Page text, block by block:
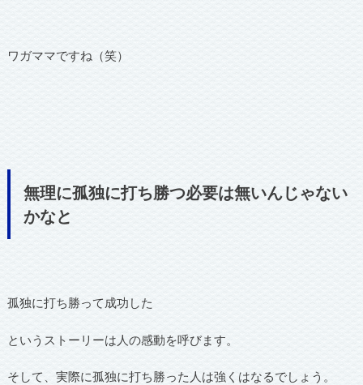
ワガママですね（笑）
無理に孤独に打ち勝つ必要は無いんじゃない
かなと
孤独に打ち勝って成功した
というストーリーは人の感動を呼びます。
そして、実際に孤独に打ち勝った人は強くはなるでしょう。